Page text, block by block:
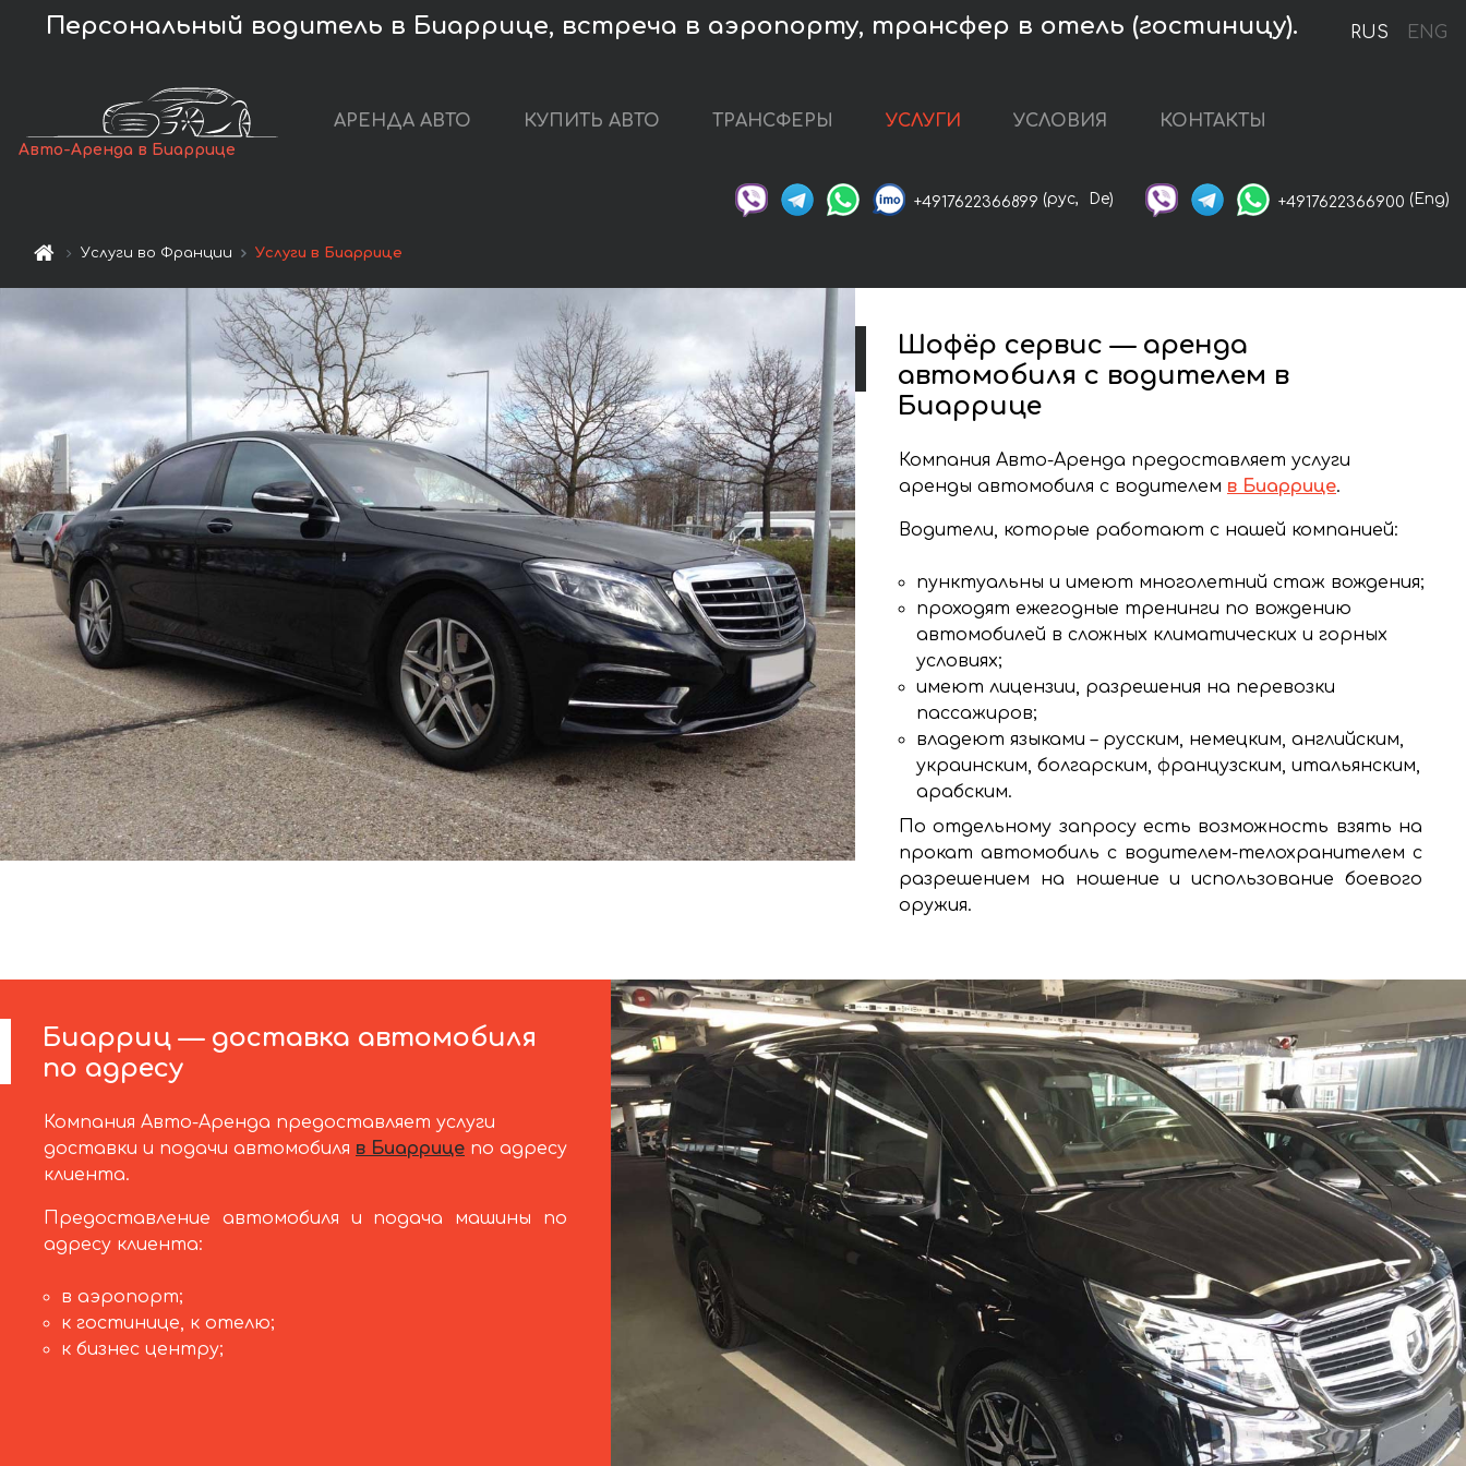
RUS ENG
Персональный водитель в Биаррице, встреча в аэропорту, трансфер в отель (гостиницу).
Авто-Аренда в Биаррице
АРЕНДА АВТО КУПИТЬ АВТО ТРАНСФЕРЫ УСЛУГИ УСЛОВИЯ КОНТАКТЫ
+4917622366899 (рус, De) +4917622366900 (Eng)
Услуги во Франции Услуги в Биаррице
Шофёр сервис — аренда
автомобиля с водителем в
Биаррице
Компания Авто-Аренда предоставляет услуги
аренды автомобиля с водителем в Биаррице.
Водители, которые работают с нашей компанией:
пунктуальны и имеют многолетний стаж вождения;
проходят ежегодные тренинги по вождению
автомобилей в сложных климатических и горных
условиях;
имеют лицензии, разрешения на перевозки
пассажиров;
владеют языками – русским, немецким, английским,
украинским, болгарским, французским, итальянским,
арабским.
По отдельному запросу есть возможность взять на
прокат автомобиль с водителем-телохранителем с
разрешением на ношение и использование боевого
оружия.
Биарриц — доставка автомобиля
по адресу
Компания Авто-Аренда предоставляет услуги
доставки и подачи автомобиля в Биаррице по адресу
клиента.
Предоставление автомобиля и подача машины по
адресу клиента:
в аэропорт;
к гостинице, к отелю;
к бизнес центру;